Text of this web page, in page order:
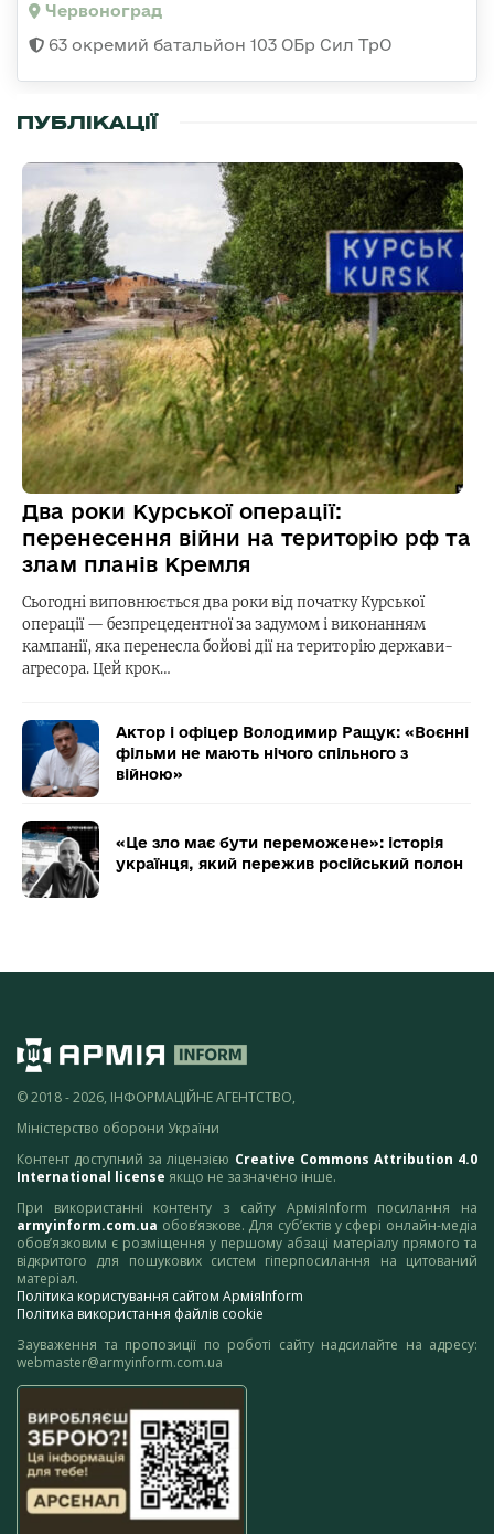
Червоноград
63 окремий батальйон 103 ОБр Сил ТрО
ПУБЛІКАЦІЇ
Два роки Курської операції:
перенесення війни на територію рф та
злам планів Кремля
Сьогодні виповнюється два роки від початку Курської
операції — безпрецедентної за задумом і виконанням
кампанії, яка перенесла бойові дії на територію держави-
агресора. Цей крок…
Актор і офіцер Володимир Ращук: «Воєнні
фільми не мають нічого спільного з
війною»
«Це зло має бути переможене»: історія
українця, який пережив російський полон
© 2018 - 2026, ІНФОРМАЦІЙНЕ АГЕНТСТВО,
Міністерство оборони України
Контент доступний за ліцензією Creative Commons Attribution 4.0
International license якщо не зазначено інше.
При використанні контенту з сайту АрміяInform посилання на
armyinform.com.ua обов’язкове. Для суб’єктів у сфері онлайн-медіа
обов’язковим є розміщення у першому абзаці матеріалу прямого та
відкритого для пошукових систем гіперпосилання на цитований
матеріал.
Політика користування сайтом АрміяInform
Політика використання файлів cookie
Зауваження та пропозиції по роботі сайту надсилайте на адресу:
webmaster@armyinform.com.ua